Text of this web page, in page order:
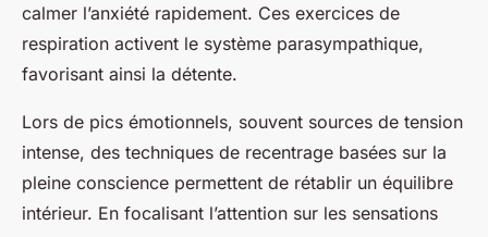
calmer l’anxiété rapidement. Ces exercices de
respiration activent le système parasympathique,
favorisant ainsi la détente.
Lors de pics émotionnels, souvent sources de tension
intense, des techniques de recentrage basées sur la
pleine conscience permettent de rétablir un équilibre
intérieur. En focalisant l’attention sur les sensations